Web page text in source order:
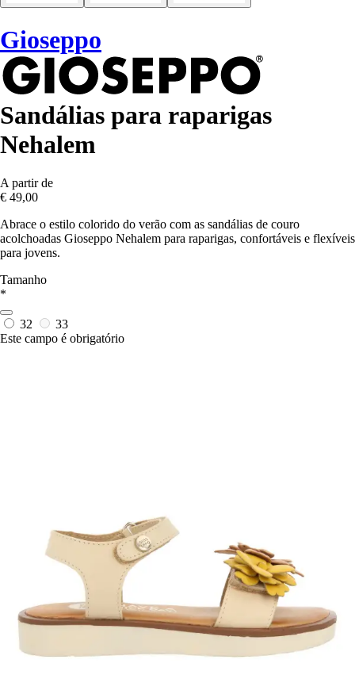
Gioseppo
Sandálias para raparigas
Nehalem
A partir de
€ 49,00
Abrace o estilo colorido do verão com as sandálias de couro
acolchoadas Gioseppo Nehalem para raparigas, confortáveis e flexíveis
para jovens.
Tamanho
*
32
33
Este campo é obrigatório